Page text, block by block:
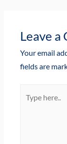
Leave a
Your email
fields are
here..